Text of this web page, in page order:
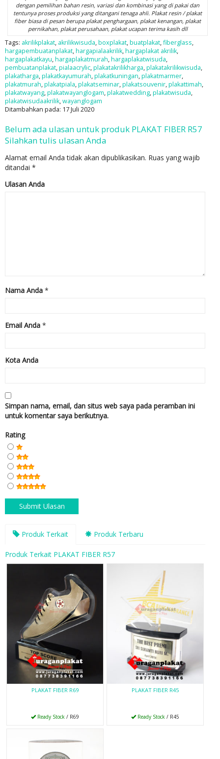
dengan pemilihan bahan resin, variasi dan kombinasi yang di pakai dan
tentunya proses produksi yang ditangani tenaga ahli. Plakat resin / plakat
fiber biasa di pesan berupa plakat penghargaan, plakat kenangan, plakat
pernikahan, plakat perusahaan, plakat ucapan terima kasih dll
Tags: akrilikplakat, akrilikwisuda,boxplakat,buatplakat,fiberglass,
hargapembuatanplakat,hargapialaakrilik,hargaplakat akrilik,
hargaplakatkayu,hargaplakatmurah,hargaplakatwisuda,
pembuatanplakat,pialaacrylic,plakatakrilikharga,plakatakrilikwisuda,
plakatharga,plakatkayumurah,plakatkuningan,plakatmarmer,
plakatmurah,plakatpiala,plakatseminar,plakatsouvenir,plakattimah,
plakatwayang,plakatwayanglogam,plakatwedding,plakatwisuda,
plakatwisudaakrilik,wayanglogam
Ditambahkan pada: 17 Juli 2020
Belum ada ulasan untuk produk PLAKAT FIBER R57
Silahkan tulis ulasan Anda
Alamat email Anda tidak akan dipublikasikan. Ruas yang wajib
ditandai *
Ulasan Anda
Nama Anda *
Email Anda *
Kota Anda
Simpan nama, email, dan situs web saya pada peramban ini
untuk komentar saya berikutnya.
Rating
Produk Terkait Produk Terbaru
Produk Terkait PLAKAT FIBER R57
PLAKAT FIBER R69
Ready Stock / R69
PLAKAT FIBER R45
Ready Stock / R45